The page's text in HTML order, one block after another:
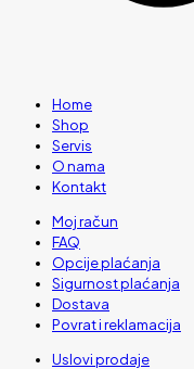
Home
Shop
Servis
O nama
Kontakt
Moj račun
FAQ
Opcije plaćanja
Sigurnost plaćanja
Dostava
Povrat i reklamacija
Uslovi prodaje